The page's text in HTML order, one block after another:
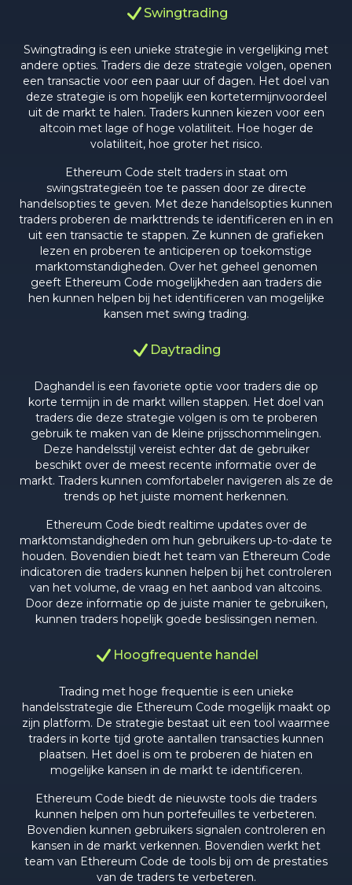
Swingtrading
Swingtrading is een unieke strategie in vergelijking met
andere opties. Traders die deze strategie volgen, openen
een transactie voor een paar uur of dagen. Het doel van
deze strategie is om hopelijk een kortetermijnvoordeel
uit de markt te halen. Traders kunnen kiezen voor een
altcoin met lage of hoge volatiliteit. Hoe hoger de
volatiliteit, hoe groter het risico.
Ethereum Code stelt traders in staat om
swingstrategieën toe te passen door ze directe
handelsopties te geven. Met deze handelsopties kunnen
traders proberen de markttrends te identificeren en in en
uit een transactie te stappen. Ze kunnen de grafieken
lezen en proberen te anticiperen op toekomstige
marktomstandigheden. Over het geheel genomen
geeft Ethereum Code mogelijkheden aan traders die
hen kunnen helpen bij het identificeren van mogelijke
kansen met swing trading.
Daytrading
Daghandel is een favoriete optie voor traders die op
korte termijn in de markt willen stappen. Het doel van
traders die deze strategie volgen is om te proberen
gebruik te maken van de kleine prijsschommelingen.
Deze handelsstijl vereist echter dat de gebruiker
beschikt over de meest recente informatie over de
markt. Traders kunnen comfortabeler navigeren als ze de
trends op het juiste moment herkennen.
Ethereum Code biedt realtime updates over de
marktomstandigheden om hun gebruikers up-to-date te
houden. Bovendien biedt het team van Ethereum Code
indicatoren die traders kunnen helpen bij het controleren
van het volume, de vraag en het aanbod van altcoins.
Door deze informatie op de juiste manier te gebruiken,
kunnen traders hopelijk goede beslissingen nemen.
Hoogfrequente handel
Trading met hoge frequentie is een unieke
handelsstrategie die Ethereum Code mogelijk maakt op
zijn platform. De strategie bestaat uit een tool waarmee
traders in korte tijd grote aantallen transacties kunnen
plaatsen. Het doel is om te proberen de hiaten en
mogelijke kansen in de markt te identificeren.
Ethereum Code biedt de nieuwste tools die traders
kunnen helpen om hun portefeuilles te verbeteren.
Bovendien kunnen gebruikers signalen controleren en
kansen in de markt verkennen. Bovendien werkt het
team van Ethereum Code de tools bij om de prestaties
van de traders te verbeteren.